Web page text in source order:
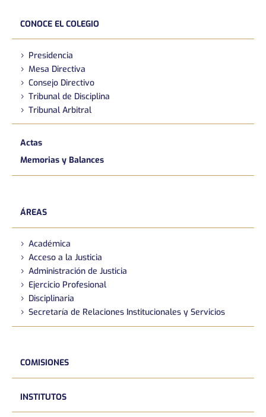
CONOCE EL COLEGIO
Presidencia
Mesa Directiva
Consejo Directivo
Tribunal de Disciplina
Tribunal Arbitral
Actas
Memorias y Balances
ÁREAS
Académica
Acceso a la Justicia
Administración de Justicia
Ejercicio Profesional
Disciplinaria
Secretaría de Relaciones Institucionales y Servicios
COMISIONES
INSTITUTOS